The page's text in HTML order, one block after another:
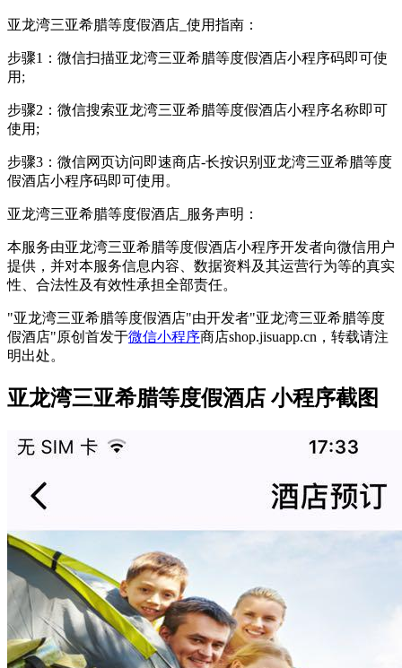
亚龙湾三亚希腊等度假酒店_使用指南：
步骤1：微信扫描亚龙湾三亚希腊等度假酒店小程序码即可使
用;
步骤2：微信搜索亚龙湾三亚希腊等度假酒店小程序名称即可
使用;
步骤3：微信网页访问即速商店-长按识别亚龙湾三亚希腊等度
假酒店小程序码即可使用。
亚龙湾三亚希腊等度假酒店_服务声明：
本服务由亚龙湾三亚希腊等度假酒店小程序开发者向微信用户
提供，并对本服务信息内容、数据资料及其运营行为等的真实
性、合法性及有效性承担全部责任。
"亚龙湾三亚希腊等度假酒店"由开发者"亚龙湾三亚希腊等度
假酒店"原创首发于微信小程序商店shop.jisuapp.cn，转载请注
明出处。
亚龙湾三亚希腊等度假酒店 小程序截图